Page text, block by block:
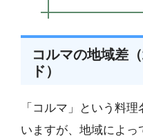
コルマの地域差
ド）
「コルマ」という料
いますが、地域によっ